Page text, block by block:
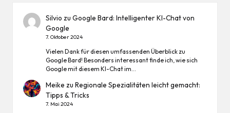
Silvio zuGoogle Bard: Intelligenter KI-Chat von
Google
7. Oktober 2024
Vielen Dank für diesen umfassenden Überblick zu
Google Bard! Besonders interessant finde ich, wie sich
Google mit diesem KI-Chat im…
Meike zuRegionale Spezialitäten leicht gemacht:
Tipps & Tricks
7. Mai 2024